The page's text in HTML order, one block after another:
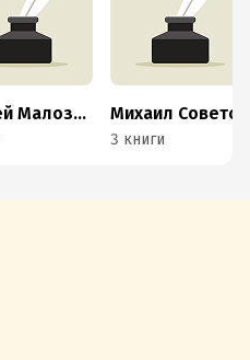
Сергей Малозёмов Михаил Советов
3 книги